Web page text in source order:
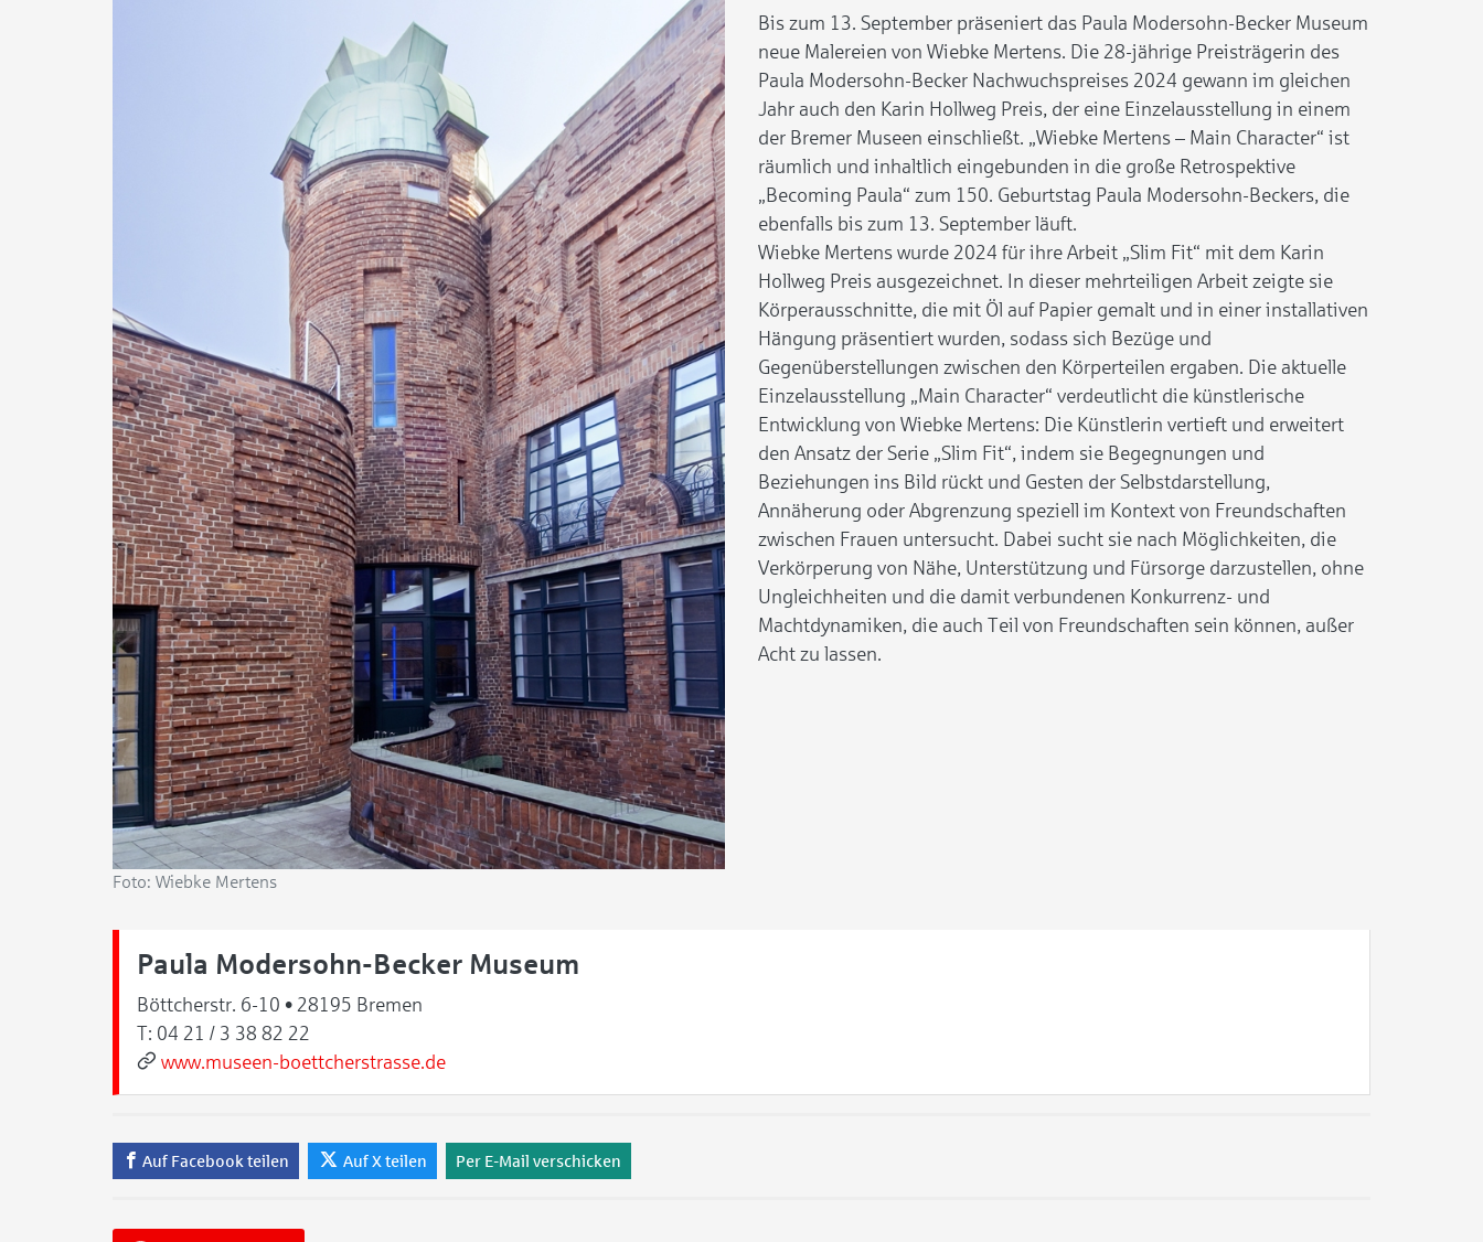
Foto: Wiebke Mertens
Bis zum 13. September präseniert das Paula Modersohn-Becker Museum
neue Malereien von Wiebke Mertens. Die 28-jährige Preisträgerin des
Paula Modersohn-Becker Nachwuchspreises 2024 gewann im gleichen
Jahr auch den Karin Hollweg Preis, der eine Einzelausstellung in einem
der Bremer Museen einschließt. „Wiebke Mertens – Main Character“ ist
räumlich und inhaltlich eingebunden in die große Retrospektive
„Becoming Paula“ zum 150. Geburtstag Paula Modersohn-Beckers, die
ebenfalls bis zum 13. September läuft.
Wiebke Mertens wurde 2024 für ihre Arbeit „Slim Fit“ mit dem Karin
Hollweg Preis ausgezeichnet. In dieser mehrteiligen Arbeit zeigte sie
Körperausschnitte, die mit Öl auf Papier gemalt und in einer installativen
Hängung präsentiert wurden, sodass sich Bezüge und
Gegenüberstellungen zwischen den Körperteilen ergaben. Die aktuelle
Einzelausstellung „Main Character“ verdeutlicht die künstlerische
Entwicklung von Wiebke Mertens: Die Künstlerin vertieft und erweitert
den Ansatz der Serie „Slim Fit“, indem sie Begegnungen und
Beziehungen ins Bild rückt und Gesten der Selbstdarstellung,
Annäherung oder Abgrenzung speziell im Kontext von Freundschaften
zwischen Frauen untersucht. Dabei sucht sie nach Möglichkeiten, die
Verkörperung von Nähe, Unterstützung und Fürsorge darzustellen, ohne
Ungleichheiten und die damit verbundenen Konkurrenz- und
Machtdynamiken, die auch Teil von Freundschaften sein können, außer
Acht zu lassen.
Paula Modersohn-Becker Museum
Böttcherstr. 6-10 • 28195 Bremen
T: 04 21 / 3 38 82 22
www.museen-boettcherstrasse.de
Auf Facebook teilen Auf X teilen Per E-Mail verschicken